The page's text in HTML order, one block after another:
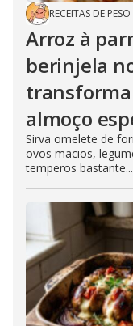
RECEITAS DE PESO
Arroz à
berinjela
almoço
Sirva omelete de
ovos macios,
temperos bastante...